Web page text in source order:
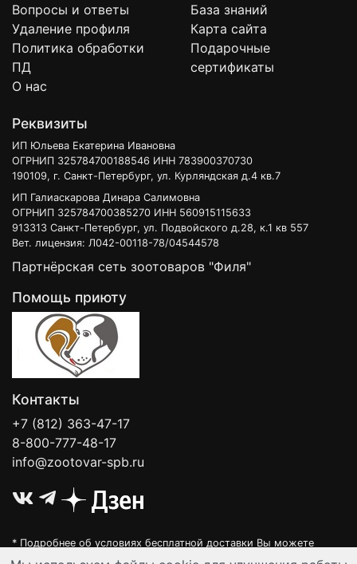
Вопросы и ответы
Удаление профиля
Политика обработки
ПД
О нас
База знаний
Карта сайта
Подарочные
сертификаты
Реквизиты
ИП Юльева Екатерина Ивановна
ОГРНИП 325784700188546 ИНН 783900370730
190109, г. Санкт-Петербург, ул. Курляндская д.4 кв.7
ИП Галиаскарова Динара Салимовна
ОГРНИП 325784700385270 ИНН 560915115633
913313 Санкт-Петербург, ул. Подвойского д.28, к.1 кв 557
Вет. лицензия: Л042-00118-78/04544578
Партнёрская сеть зоотоваров "Филя"
Помощь приюту
Контакты
+7 (812) 363-47-17
8-800-777-48-17
info@zootovar-spb.ru
* Подробнее об условиях бесплатной доставки Вы можете
узнать на нашей
интерактивной карте